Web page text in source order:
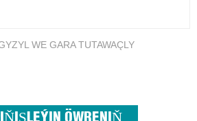
WE GARA TUTAWAÇLY
ÖWRENIŇ